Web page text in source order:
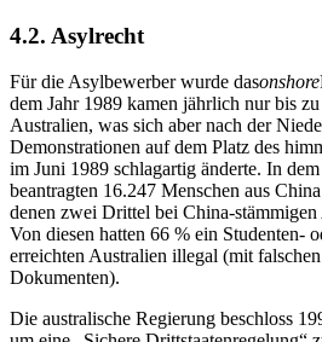
4.2. Asylrecht
Für die Asylbewerber wurde dasonshore
dem Jahr 1989 kamen jährlich nur bis
Australien, was sich aber nach der
Demonstrationen auf dem Platz des
im Juni 1989 schlagartig änderte. In
beantragten 16.247 Menschen aus
denen zwei Drittel bei China-
Von diesen hatten 66 % ein Studenten-
erreichten Australien illegal (mit
Dokumenten).
Die australische Regierung beschloss